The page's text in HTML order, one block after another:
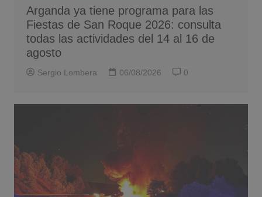
Arganda ya tiene programa para las
Fiestas de San Roque 2026: consulta
todas las actividades del 14 al 16 de
agosto
Sergio Lombera 06/08/2026 0